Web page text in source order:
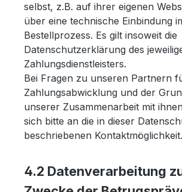
selbst, z.B. auf ihrer eigenen
über eine technische Einbindung
Bestellprozess. Es gilt insoweit die
Datenschutzerklärung des
Zahlungsdienstleisters.
Bei Fragen zu unseren Partnern
Zahlungsabwicklung und der
unserer Zusammenarbeit mit
sich bitte an die in dieser
beschriebenen Kontaktmöglichkeit.
4.2 Datenverarbeitung